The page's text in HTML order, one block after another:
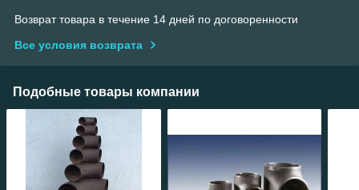
Возврат товара в течение 14 дней по договоренности
Все условия возврата
Подобные товары компании